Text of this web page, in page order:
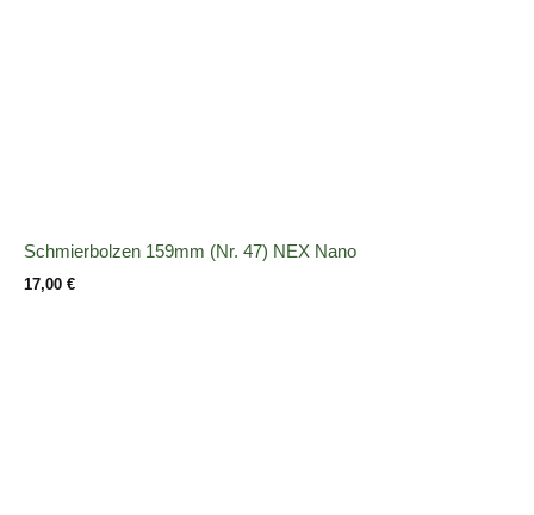
Schmierbolzen 159mm (Nr. 47) NEX Nano
17,00 €